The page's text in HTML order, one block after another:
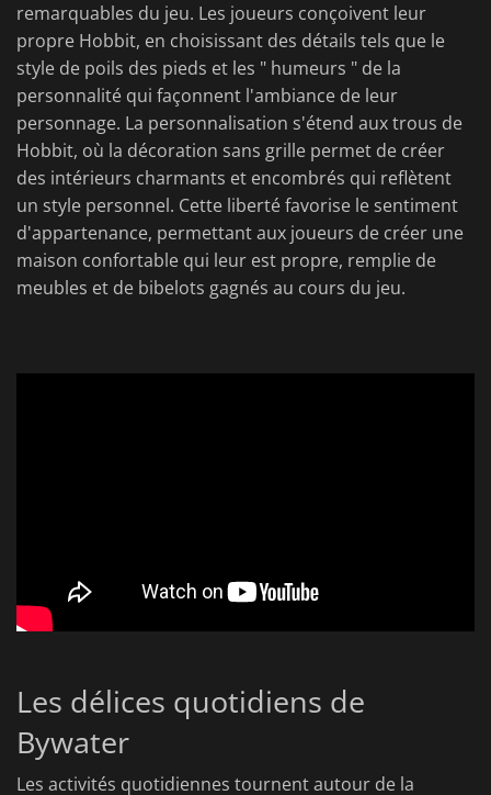
remarquables du jeu. Les joueurs conçoivent leur
propre Hobbit, en choisissant des détails tels que le
style de poils des pieds et les " humeurs " de la
personnalité qui façonnent l'ambiance de leur
personnage. La personnalisation s'étend aux trous de
Hobbit, où la décoration sans grille permet de créer
des intérieurs charmants et encombrés qui reflètent
un style personnel. Cette liberté favorise le sentiment
d'appartenance, permettant aux joueurs de créer une
maison confortable qui leur est propre, remplie de
meubles et de bibelots gagnés au cours du jeu.
Les délices quotidiens de
Bywater
Les activités quotidiennes tournent autour de la